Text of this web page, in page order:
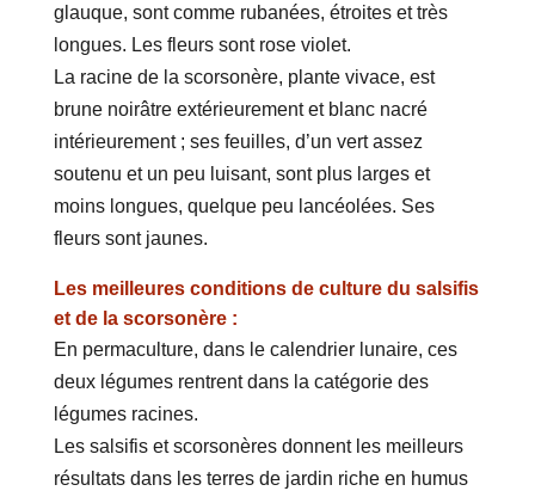
glauque, sont comme rubanées, étroites et très
longues. Les fleurs sont rose violet.
La racine de la scorsonère, plante vivace, est
brune noirâtre extérieurement et blanc nacré
intérieurement ; ses feuilles, d’un vert assez
soutenu et un peu luisant, sont plus larges et
moins longues, quelque peu lancéolées. Ses
fleurs sont jaunes.
Les meilleures conditions de culture du salsifis
et de la scorsonère :
En permaculture, dans le calendrier lunaire, ces
deux légumes rentrent dans la catégorie des
légumes racines.
Les salsifis et scorsonères donnent les meilleurs
résultats dans les terres de jardin riche en humus